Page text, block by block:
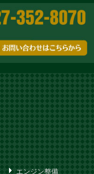
エンジン整備